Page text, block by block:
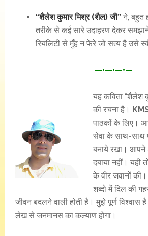
“शैलेश कुमार मिश्र (शैल) जी”ने, बहुत
तरीके से कई सारे उदाहरण देकर
रियलिटी से मुँह न फेरे जो सत्य है उसे
—•—•—•—
यह कविता “शैलेश
की रचना है।
पाठकों के लिए।
सेवा के साथ-साथ
बनाये रखा। आपने
दबाया नहीं। यही
के वीर जवानों
शब्दो में दिल की
जीवन बदलने वाली होती है। मुझे पूर्ण
लेख से जनमानस का कल्याण होगा।